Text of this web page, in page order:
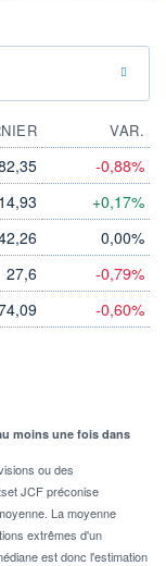
VAR.
-0,88%
+0,17%
0,00%
27,6 -0,79%
-0,60%
moins une fois dans
ou des
JCF préconise
La moyenne
extrêmes d'un
est donc l'estimation